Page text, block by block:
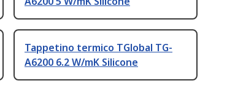
Tappetino termico TGlobal TG-
A6200 6.2 W/mK Silicone